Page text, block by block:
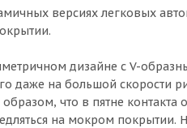
версиях легковых
дизайне с V-
даже на большой скорости
что в пятне
на мокром